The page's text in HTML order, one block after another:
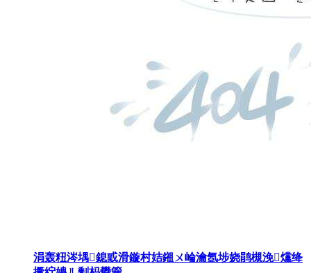
涓轰粈涔堣鎴戜滑鏇村姞鎺ㄨ崘瀹氬埗娆鹃槻浼爣绛